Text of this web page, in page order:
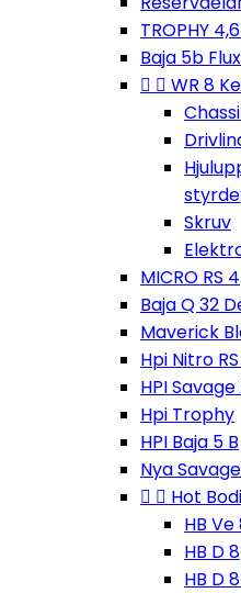
TROPHY
Baja 5b Flux
  WR 8
Skruv
MICRO RS 4
Baja Q 32
Maverick
Hpi Nitro
HPI Savage
Hpi Trophy
HPI Baja 5 B
Nya
  Hot
HB Ve
HB D 8
HB D